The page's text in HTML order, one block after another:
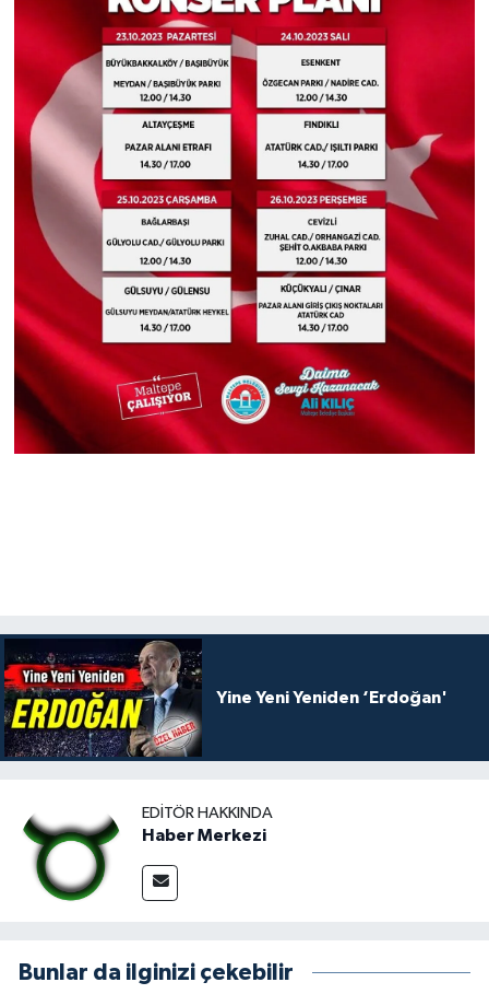
Yine Yeni Yeniden ‘Erdoğan'
EDITÖR HAKKINDA
Haber Merkezi
Bunlar da ilginizi çekebilir